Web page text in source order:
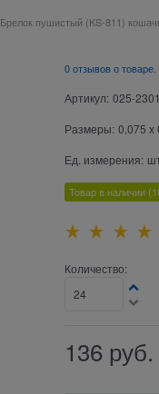
Брелок пушистый (KS-811)
0 отзывов о
Артикул: 025-2301
Размеры: 0,075 x
Ед. измерения:
Товар в наличии
Количество:
136 руб.